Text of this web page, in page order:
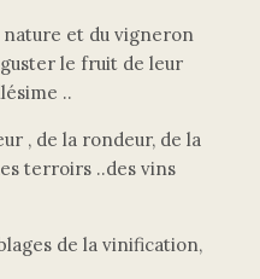
nature et du vigneron
le fruit de leur
..
, de la rondeur, de la
terroirs ..des vins
de la vinification,